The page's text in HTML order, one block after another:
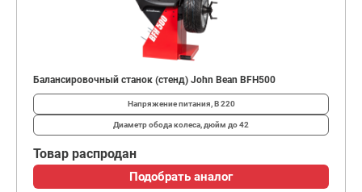
Балансировочный станок (стенд) John Bean BFH500
Напряжение питания, В220
Диаметр обода колеса, дюйм до 42
Товар распродан
Подобрать аналог